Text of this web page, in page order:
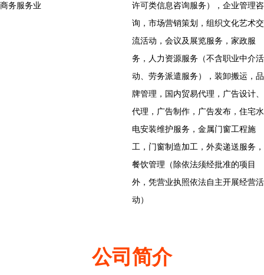
商务服务业
许可类信息咨询服务），企业管理咨
询，市场营销策划，组织文化艺术交
流活动，会议及展览服务，家政服
务，人力资源服务（不含职业中介活
动、劳务派遣服务），装卸搬运，品
牌管理，国内贸易代理，广告设计、
代理，广告制作，广告发布，住宅水
电安装维护服务，金属门窗工程施
工，门窗制造加工，外卖递送服务，
餐饮管理（除依法须经批准的项目
外，凭营业执照依法自主开展经营活
动）
公司简介